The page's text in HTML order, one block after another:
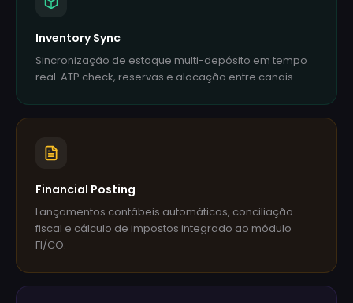
Inventory Sync
Sincronização de estoque multi-depósito em tempo
real. ATP check, reservas e alocação entre canais.
Financial Posting
Lançamentos contábeis automáticos, conciliação
fiscal e cálculo de impostos integrado ao módulo
FI/CO.